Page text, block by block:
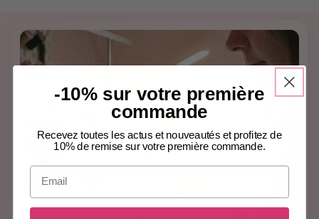
-10% sur votre première
commande
Recevez toutes les actus et nouveautés et profitez de
10% de remise sur votre première commande.
Email